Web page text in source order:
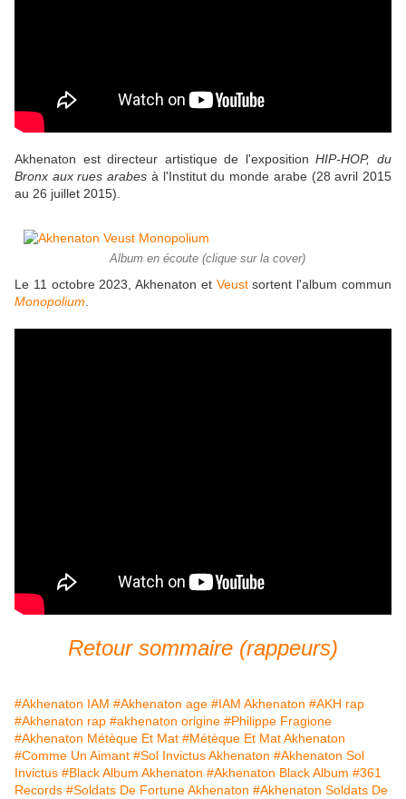
Akhenaton est directeur artistique de l'expositionHIP-HOP, du
Bronx aux rues arabes à l'Institut du monde arabe (28 avril 2015
au 26 juillet 2015).
Album en écoute (clique sur la cover)
Le 11 octobre 2023, Akhenaton et Veustsortent l'album commun
Monopolium
Retour sommaire (rappeurs)
#Akhenaton IAM #Akhenaton age #IAM Akhenaton #AKH rap
#Akhenaton rap #akhenaton origine #Philippe Fragione
#Akhenaton Métèque Et Mat #Métèque Et Mat Akhenaton
#Comme Un Aimant #Sol Invictus Akhenaton #Akhenaton Sol
Invictus #Black Album Akhenaton #Akhenaton Black Album #361
Records #Soldats De Fortune Akhenaton #Akhenaton Soldats De